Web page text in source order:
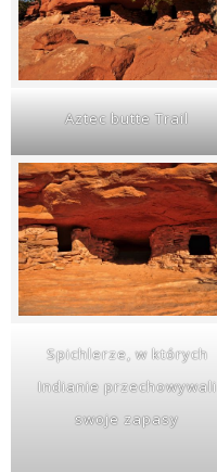
Aztec butte Trail
Spichlerze, w których
Indianie przechowywali
swoje zapasy